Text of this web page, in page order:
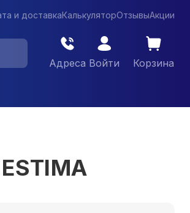
и доставкаКалькуляторОтзывыАкции
Адреса Войти Корзина